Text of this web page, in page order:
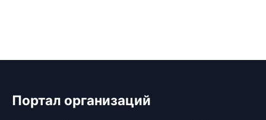
Портал организаций